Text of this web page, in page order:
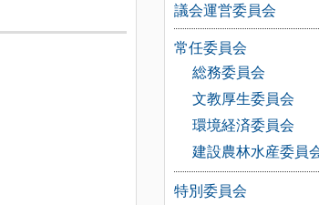
議会運営委員会
常任委員会
総務委員会
文教厚生委員会
環境経済委員会
建設農林水産委員
特別委員会